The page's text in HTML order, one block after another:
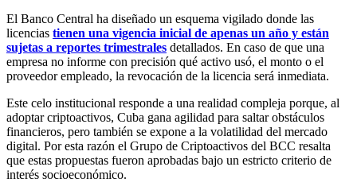
El Banco Central ha diseñado un esquema vigilado donde las
licencias tienen una vigencia inicial de apenas un año y están
sujetas a reportes trimestrales detallados. En caso de que una
empresa no informe con precisión qué activo usó, el monto o el
proveedor empleado, la revocación de la licencia será inmediata.
Este celo institucional responde a una realidad compleja porque, al
adoptar criptoactivos, Cuba gana agilidad para saltar obstáculos
financieros, pero también se expone a la volatilidad del mercado
digital. Por esta razón el Grupo de Criptoactivos del BCC resalta
que estas propuestas fueron aprobadas bajo un estricto criterio de
interés socioeconómico.